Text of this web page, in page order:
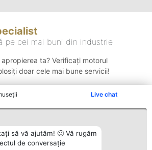
Live chat
să vă ajutăm! 🙂 Vă rugăm
de conversație
pe cei mai buni din industrie
ta? Verificați motorul
doar cele mai bune servicii!